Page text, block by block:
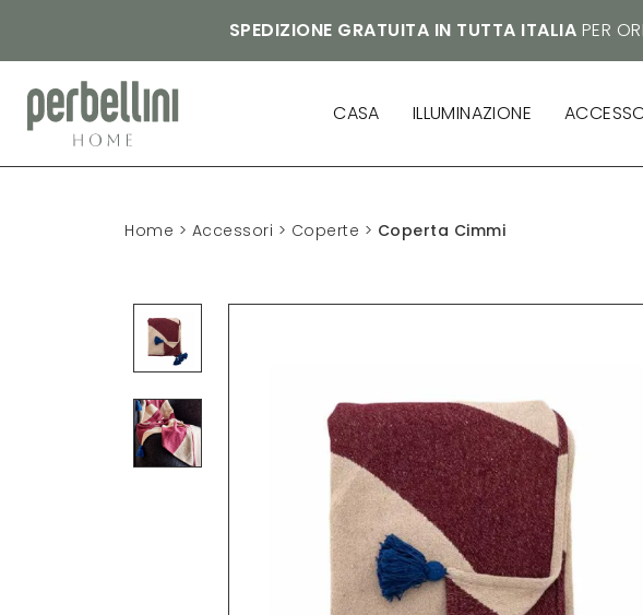
SPEDIZIONE GRATUITA IN TUTTA ITALIA PER
CASA ILLUMINAZIONE
Home > Accessori > Coperte > Coperta Cimmi